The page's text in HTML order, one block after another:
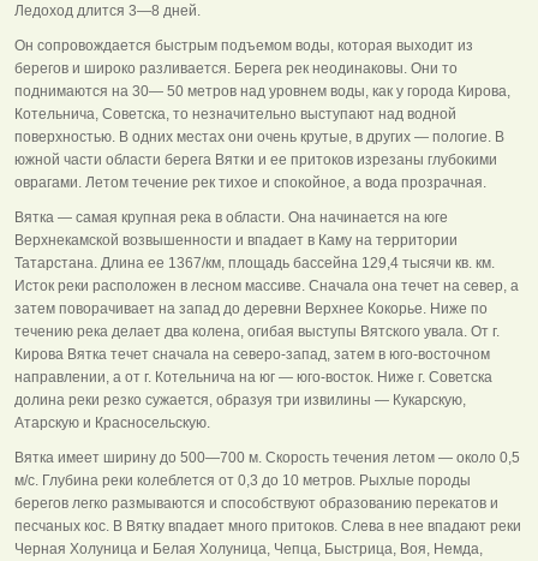
Ледоход длится 3—8 дней.
Он сопровождается быстрым подъемом воды, которая выходит из
берегов и широко разливается. Берега рек неодинаковы. Они то
поднимаются на 30— 50 метров над уровнем воды, как у города Кирова,
Котельнича, Советска, то незначительно выступают над водной
поверхностью. В одних местах они очень крутые, в других — пологие. В
южной части области берега Вятки и ее притоков изрезаны глубокими
оврагами. Летом течение рек тихое и спокойное, а вода прозрачная.
Вятка — самая крупная река в области. Она начинается на юге
Верхнекамской возвышенности и впадает в Каму на территории
Татарстана. Длина ее 1367/км, площадь бассейна 129,4 тысячи кв. км.
Исток реки расположен в лесном массиве. Сначала она течет на север, а
затем поворачивает на запад до деревни Верхнее Кокорье. Ниже по
течению река делает два колена, огибая выступы Вятского увала. От г.
Кирова Вятка течет сначала на северо-запад, затем в юго-восточном
направлении, а от г. Котельнича на юг — юго-восток. Ниже г. Советска
долина реки резко сужается, образуя три извилины — Кукарскую,
Атарскую и Красносельскую.
Вятка имеет ширину до 500—700 м. Скорость течения летом — около 0,5
м/с. Глубина реки колеблется от 0,3 до 10 метров. Рыхлые породы
берегов легко размываются и способствуют образованию перекатов и
песчаных кос. В Вятку впадает много притоков. Слева в нее впадают реки
Черная Холуница и Белая Холуница, Чепца, Быстрица, Воя, Немда,